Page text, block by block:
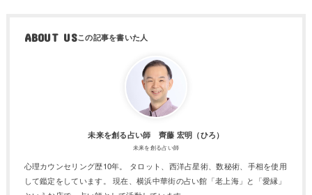
ABOUT US
未来を創る占い師 齊藤 宏明（ひろ）
未来を創る占い師
心理カウンセリング歴10年。 タロット、西洋占星術、数秘術、手相を使用
して鑑定をしています。 現在、横浜中華街の占い館「老上海」と「愛縁」